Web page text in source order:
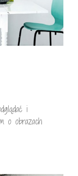
i
o obrazach